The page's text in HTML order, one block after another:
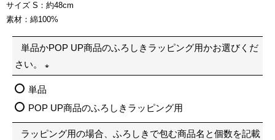
サイズ S：約48cm
素材：綿100%
単品かPOP UP商品のふろしきラッピング用かお選びくだ
さい。
必
)
単品
POP UP商品のふろしきラッピング用
ラッピング用の場合、ふろしきで包む商品名と個数を記載